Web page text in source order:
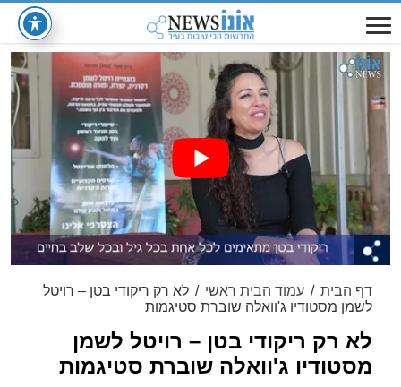
דף הבית / עמוד הבית ראשי / לא רק ריקודי בטן – רויטל
לשמן מסטודיו ג'וואלה שוברת סטיגמות
לא רק ריקודי בטן – רויטל לשמן
מסטודיו ג'וואלה שוברת סטיגמות